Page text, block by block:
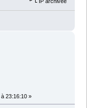
23:16:10 »